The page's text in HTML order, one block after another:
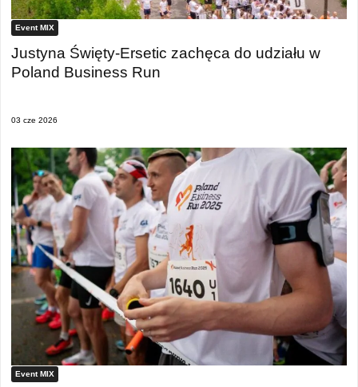
Event MIX
Justyna Święty-Ersetic zachęca do udziału w
Poland Business Run
03 cze 2026
Event MIX